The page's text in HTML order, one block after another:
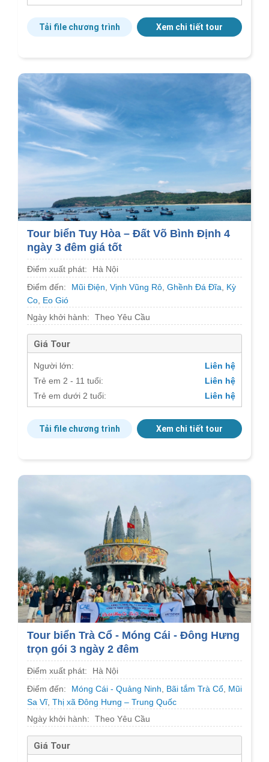
Tải file chương trình Xem chi tiết tour
Tour biển Tuy Hòa – Đất Võ Bình Định 4
ngày 3 đêm giá tốt
Điểm xuất phát:
Hà Nội
Điểm đến:
Mũi Điện Vịnh Vũng Rô Ghềnh Đá Đĩa
Kỳ
Co Eo Gió
Ngày khởi hành:
Theo Yêu Cầu
Giá Tour
Người lớn:
Liên hệ
Trẻ em 2 - 11 tuổi:
Liên hệ
Trẻ em dưới 2 tuổi:
Liên hệ
Tải file chương trình Xem chi tiết tour
Tour biển Trà Cổ - Móng Cái - Đông Hưng
trọn gói 3 ngày 2 đêm
Điểm xuất phát:
Hà Nội
Điểm đến:
Móng Cái - Quảng Ninh Bãi tắm Trà Cổ Mũi
Sa Vĩ, Thị xã Đông Hưng – Trung Quốc
Ngày khởi hành:
Theo Yêu Cầu
Giá Tour